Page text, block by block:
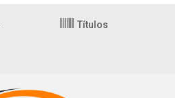
Títulos